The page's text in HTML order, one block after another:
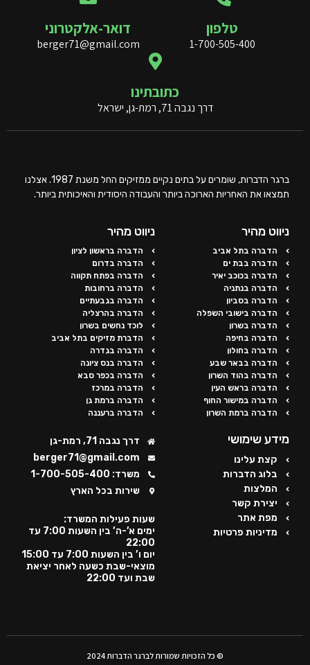
טלפון
1-700-505-400
דואר-אלקטרוני
berger71@gmail.com
כתובתינו
דרך נגבה 71, רמת-גן, ישראל
ברגר הדברות, שומרים על בתים נקיים ממזיקים החל משנת 1987. אצלנו
תמצאו את האחריות הארוכה ביותר והעבודה היסודית והאיכותית ביותר.
ניווט מהיר
הדברה בתל אביב
הדברה בבת ים
הדברה בכוכב יאיר
הדברה בנתניה
הדברה בסביון
הדברה בישובי השפלה
הדברה בשרון
הדברה בחיפה
הדברה בחולון
הדברה בבאר שבע
הדברה בהוד השרון
הדברה בראש העין
הדברה במישור החוף
הדברה ברמת השרון
ניווט מהיר
הדברה בראשון לציון
הדברה בדרום
הדברה בפתח תקווה
הדברה ברחובות
הדברה בגבעתיים
הדברה בהרצליה
לוכד נחשים בשרון
הדברת מזיקים בתל אביב
הדברה בגדרה
הדברה בנס ציונה
הדברה בכפר סבא
הדברה במרכז
הדברה ברמת גן
הדברה ברעננה
מידע שימושי
קצת עלינו
בלוג הדברות
המלצות
יצירת קשר
מפת אתר
מדיניות פרטיות
דרך נגבה 71, רמת-גן
berger71@gmail.com
משרד: 1-700-505-400
שירות בכל הארץ
שעות פעילות המשרד:
ימים א’-ה’ בין השעות 7:00 עד
22:00
יום ו’ בין השעות 7:00 עד 15:00
מוצאי-שבת כשעה לאחר יציאת
שבת ועד 22:00
© כל הזכויות שמורות לברגר הדברות 2024